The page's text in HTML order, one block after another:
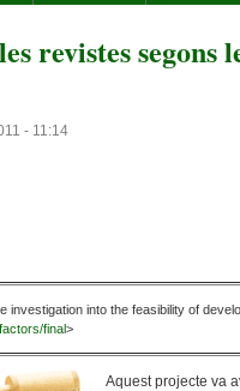
revistes segons
- 11:14
into the feasibility of
final>
Aquest projecte va